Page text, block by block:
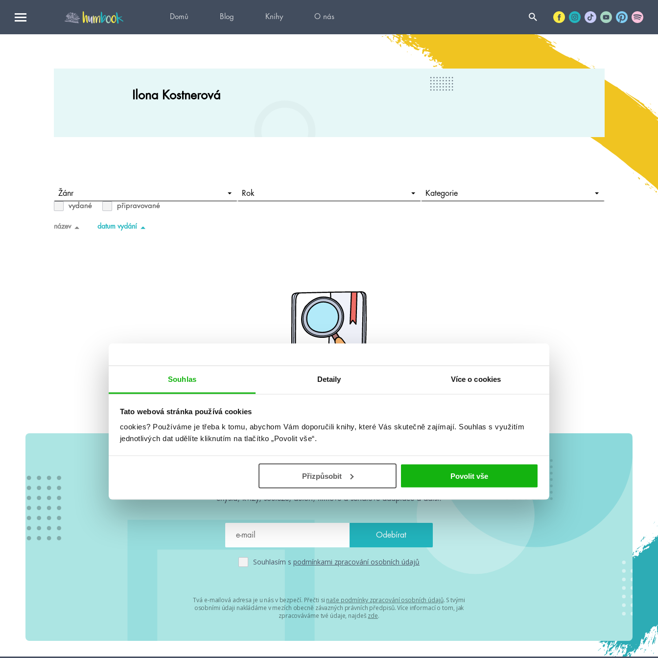
Souhlas Detaily Více o cookies
Tato webová stránka používá cookies
cookies? Používáme je třeba k tomu, abychom Vám doporučili knihy, které Vás skutečně zajímají. Souhlas s využitím
jednotlivých dat udělíte kliknutím na tlačítko „Povolit vše“.
Přizpůsobit Povolit vše
Domů Blog Knihy O nás
Ilona Kostnerová
Žánr Rok Kategorie
vydané připravované
název datum vydání
#HumbookNews
Vše kolem #youngadult každý měsíc rovnou do mailu! Nové knihy, co se
chystá, kvízy, soutěže, autoři, filmové a seriálové adaptace a další.
Souhlasím s podmínkami zpracování osobních údajů
Tvá e-mailová adresa je u nás v bezpečí. Přečti si naše podmínky zpracování osobních údajů. S tvými
osobními údaji nakládáme v mezích obecně závazných právních předpisů. Více informací o tom, jak
zpracováváme tvé údaje, najdeš zde.